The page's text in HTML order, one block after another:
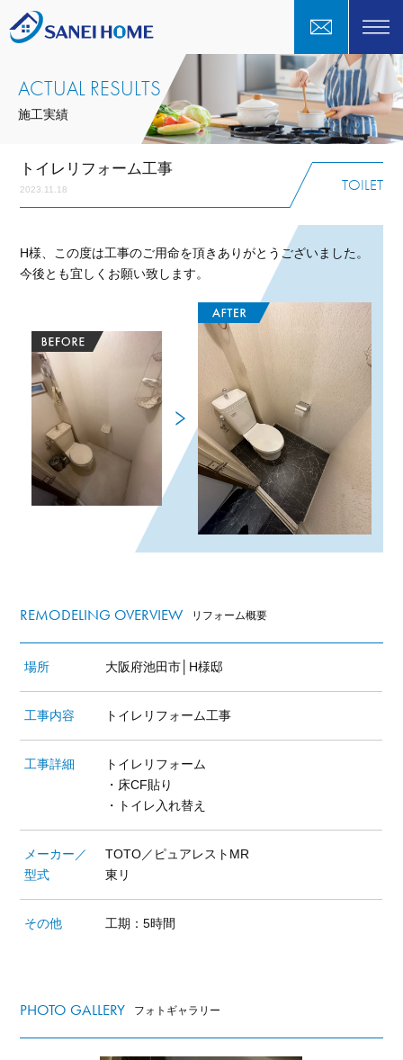
ACTUAL RESULTS
施工実績
TOILET
トイレリフォーム工事
2023.11.18
H様、この度は工事のご用命を頂きありがとうございました。
今後とも宜しくお願い致します。
REMODELING OVERVIEW リフォーム概要
場所 大阪府池田市│H様邸
工事内容 トイレリフォーム工事
工事詳細
トイレリフォーム
・床CF貼り
・トイレ入れ替え
メーカー／
型式
TOTO／ピュアレストMR
東リ
その他 工期：5時間
PHOTO GALLERY フォトギャラリー